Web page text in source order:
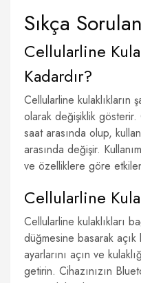
Sıkça
Cellularline
Kadardır?
Cellularline kulaklıkların
olarak değişiklik
saat arasında olup,
arasında değişir.
ve özelliklere göre
Cellularline
Cellularline kulaklıkları
düğmesine basarak
ayarlarını açın ve
getirin. Cihazınızın